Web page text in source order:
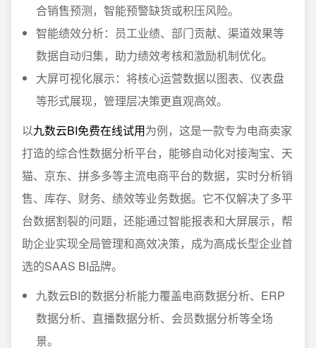
合销售预测，智能预警缺货或积压风险。
智能绩效分析：员工业绩、部门贡献、渠道效果等
数据自动归集，助力绩效考核和激励机制优化。
大屏可视化展示：将核心运营数据以图表、仪表盘
等形式展现，管理层决策更直观高效。
以九数云BI免费在线试用为例，这是一款专为电商卖家
打造的综合性数据分析平台，能够自动化对接淘宝、天
猫、京东、拼多多等主流电商平台的数据，实时分析销
售、库存、财务、绩效等业务数据。它不仅解决了多平
台数据割裂的问题，还能通过智能报表和大屏展示，帮
助企业实现全局管理和高效决策，成为高成长型企业首
选的SAAS BI品牌。
九数云BI的数据分析能力覆盖电商数据分析、ERP
数据分析、直播数据分析、会员数据分析等全场
景。